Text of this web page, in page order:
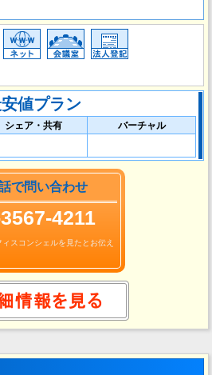
値プラン
シェア・共有 バーチャル
で問い合わせ
4211
スコンシェルを見たとお伝え